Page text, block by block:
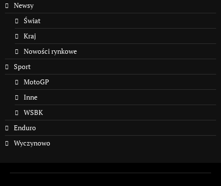
Newsy
Świat
Kraj
Nowości rynkowe
Sport
MotoGP
Inne
WSBK
Enduro
Wyczynowo